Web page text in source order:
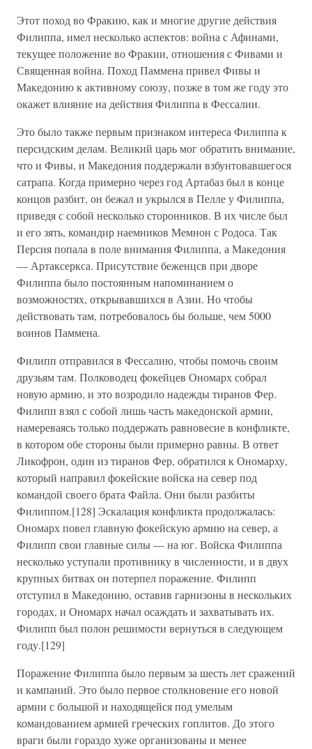
Этот поход во Фракию, как и многие другие действия
Филиппа, имел несколько аспектов: война с Афинами,
текущее положение во Фракии, отношения с Фивами и
Священная война. Поход Паммена привел Фивы и
Македонию к активному союзу, позже в том же году это
окажет влияние на действия Филиппа в Фессалии.
Это было также первым признаком интереса Филиппа к
персидским делам. Великий царь мог обратить внимание,
что и Фивы, и Македония поддержали взбунтовавшегося
сатрапа. Когда примерно через год Артабаз был в конце
концов разбит, он бежал и укрылся в Пелле у Филиппа,
приведя с собой несколько сторонников. В их числе был
и его зять, командир наемников Мемнон с Родоса. Так
Персия попала в поле внимания Филиппа, а Македония
— Артаксеркса. Присутствие беженцсв при дворе
Филиппа было постоянным напоминанием о
возможностях, открывавшихся в Азии. Но чтобы
действовать там, потребовалось бы больше, чем 5000
воинов Паммена.
Филипп отправился в Фессалию, чтобы помочь своим
друзьям там. Полководец фокейцев Ономарх собрал
новую армию, и это возродило надежды тиранов Фер.
Филипп взял с собой лишь часть македонской армии,
намереваясь только поддержать равновесие в конфликте,
в котором обе стороны были примерно равны. В ответ
Ликофрон, один из тиранов Фер, обратился к Ономарху,
который направил фокейские войска на север под
командой своего брата Файла. Они были разбиты
Филиппом.[128] Эскалация конфликта продолжалась:
Ономарх повел главную фокейскую армию на север, а
Филипп свои главные силы — на юг. Войска Филиппа
несколько уступали противнику в численности, и в двух
крупных битвах он потерпел поражение. Филипп
отступил в Македонию, оставив гарнизоны в нескольких
городах, и Ономарх начал осаждать и захватывать их.
Филипп был полон решимости вернуться в следующем
году.[129]
Поражение Филиппа было первым за шесть лет сражений
и кампаний. Это было первое столкновение его новой
армии с большой и находящейся под умелым
командованием армией греческих гоплитов. До этого
враги были гораздо хуже организованы и менее